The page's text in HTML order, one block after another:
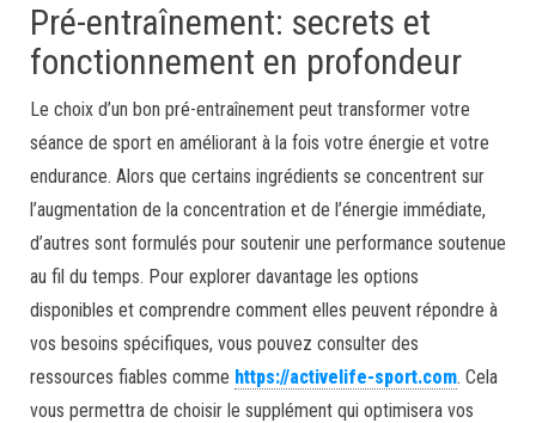
Pré-entraînement: secrets et
fonctionnement en profondeur
Le choix d’un bon pré-entraînement peut transformer votre
séance de sport en améliorant à la fois votre énergie et votre
endurance. Alors que certains ingrédients se concentrent sur
l’augmentation de la concentration et de l’énergie immédiate,
d’autres sont formulés pour soutenir une performance soutenue
au fil du temps. Pour explorer davantage les options
disponibles et comprendre comment elles peuvent répondre à
vos besoins spécifiques, vous pouvez consulter des
ressources fiables comme https://activelife-sport.com. Cela
vous permettra de choisir le supplément qui optimisera vos